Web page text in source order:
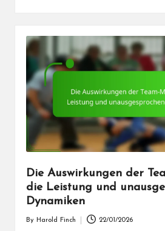
Die Auswirkungen der
die Leistung und
Dynamiken
By Harold Finch 22/01/2026